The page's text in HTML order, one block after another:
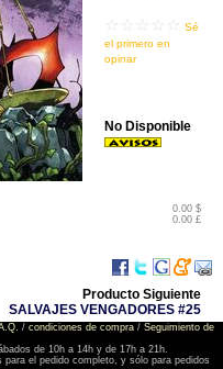
Sé
el primero en
opinar
0.00 $
0.00 £
No Disponible
Producto Siguiente
SALVAJES VENGADORES #25
/ condiciones de compra/ Seguimiento de
de 10h a 14h y de 17h a 21h.
el pedido completo, y sólo para pedidos